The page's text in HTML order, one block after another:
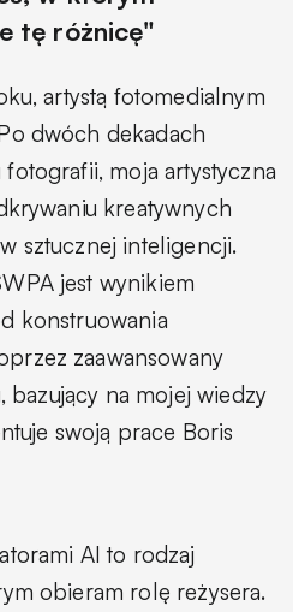
tę różnicę"
artystą fotomedialnym
dwóch dekadach
moja artystyczna
kreatywnych
sztucznej inteligencji.
jest wynikiem
konstruowania
zaawansowany
na mojej wiedzy
swoją prace Boris
AI to rodzaj
obieram rolę reżysera.